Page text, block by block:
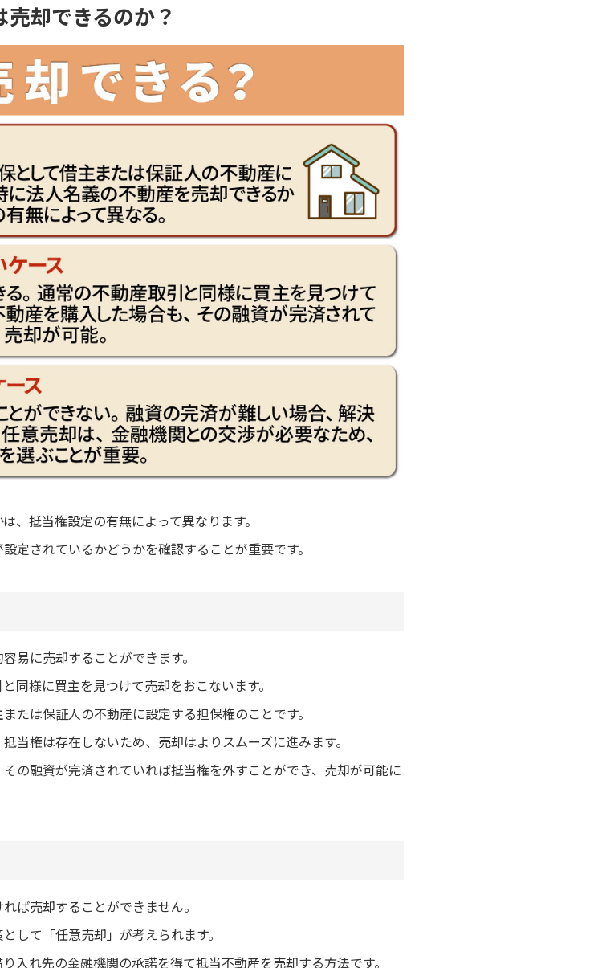
却できるのか？
、抵当権設定の有無によって異なります。
定されているかどうかを確認することが重要です。
易に売却することができます。
同様に買主を見つけて売却をおこないます。
たは保証人の不動産に設定する担保権のことです。
当権は存在しないため、売却はよりスムーズに進みます。
の融資が完済されていれば抵当権を外すことができ、売却が可能に
ば売却することができません。
して「任意売却」が考えられます。
入れ先の金融機関の承諾を得て抵当不動産を売却する方法です。